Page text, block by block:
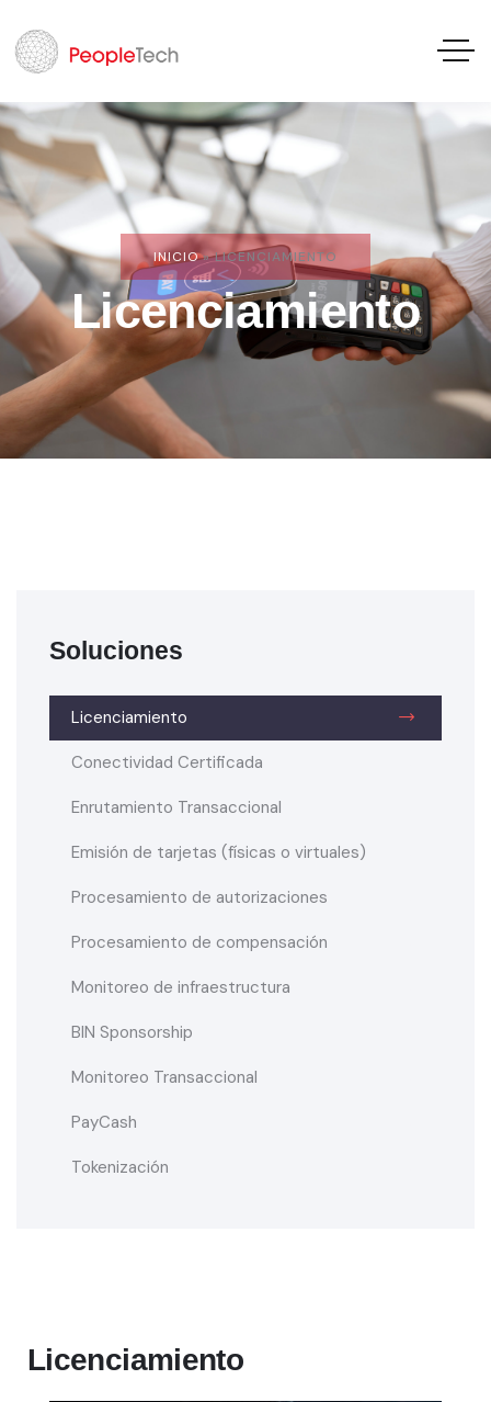
INICIO»LICENCIAMIENTO
Licenciamiento
Soluciones
Licenciamiento
Conectividad Certificada
Enrutamiento Transaccional
Emisión de tarjetas (físicas o virtuales)
Procesamiento de autorizaciones
Procesamiento de compensación
Monitoreo de infraestructura
BIN Sponsorship
Monitoreo Transaccional
PayCash
Tokenización
Licenciamiento